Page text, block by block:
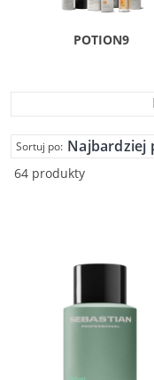
POTION9
64 produkty
Sortuj po: